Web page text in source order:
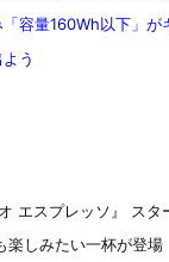
「容量160Wh以下」が
う
エスプレッソ』 ス
楽しみたい一杯が登場